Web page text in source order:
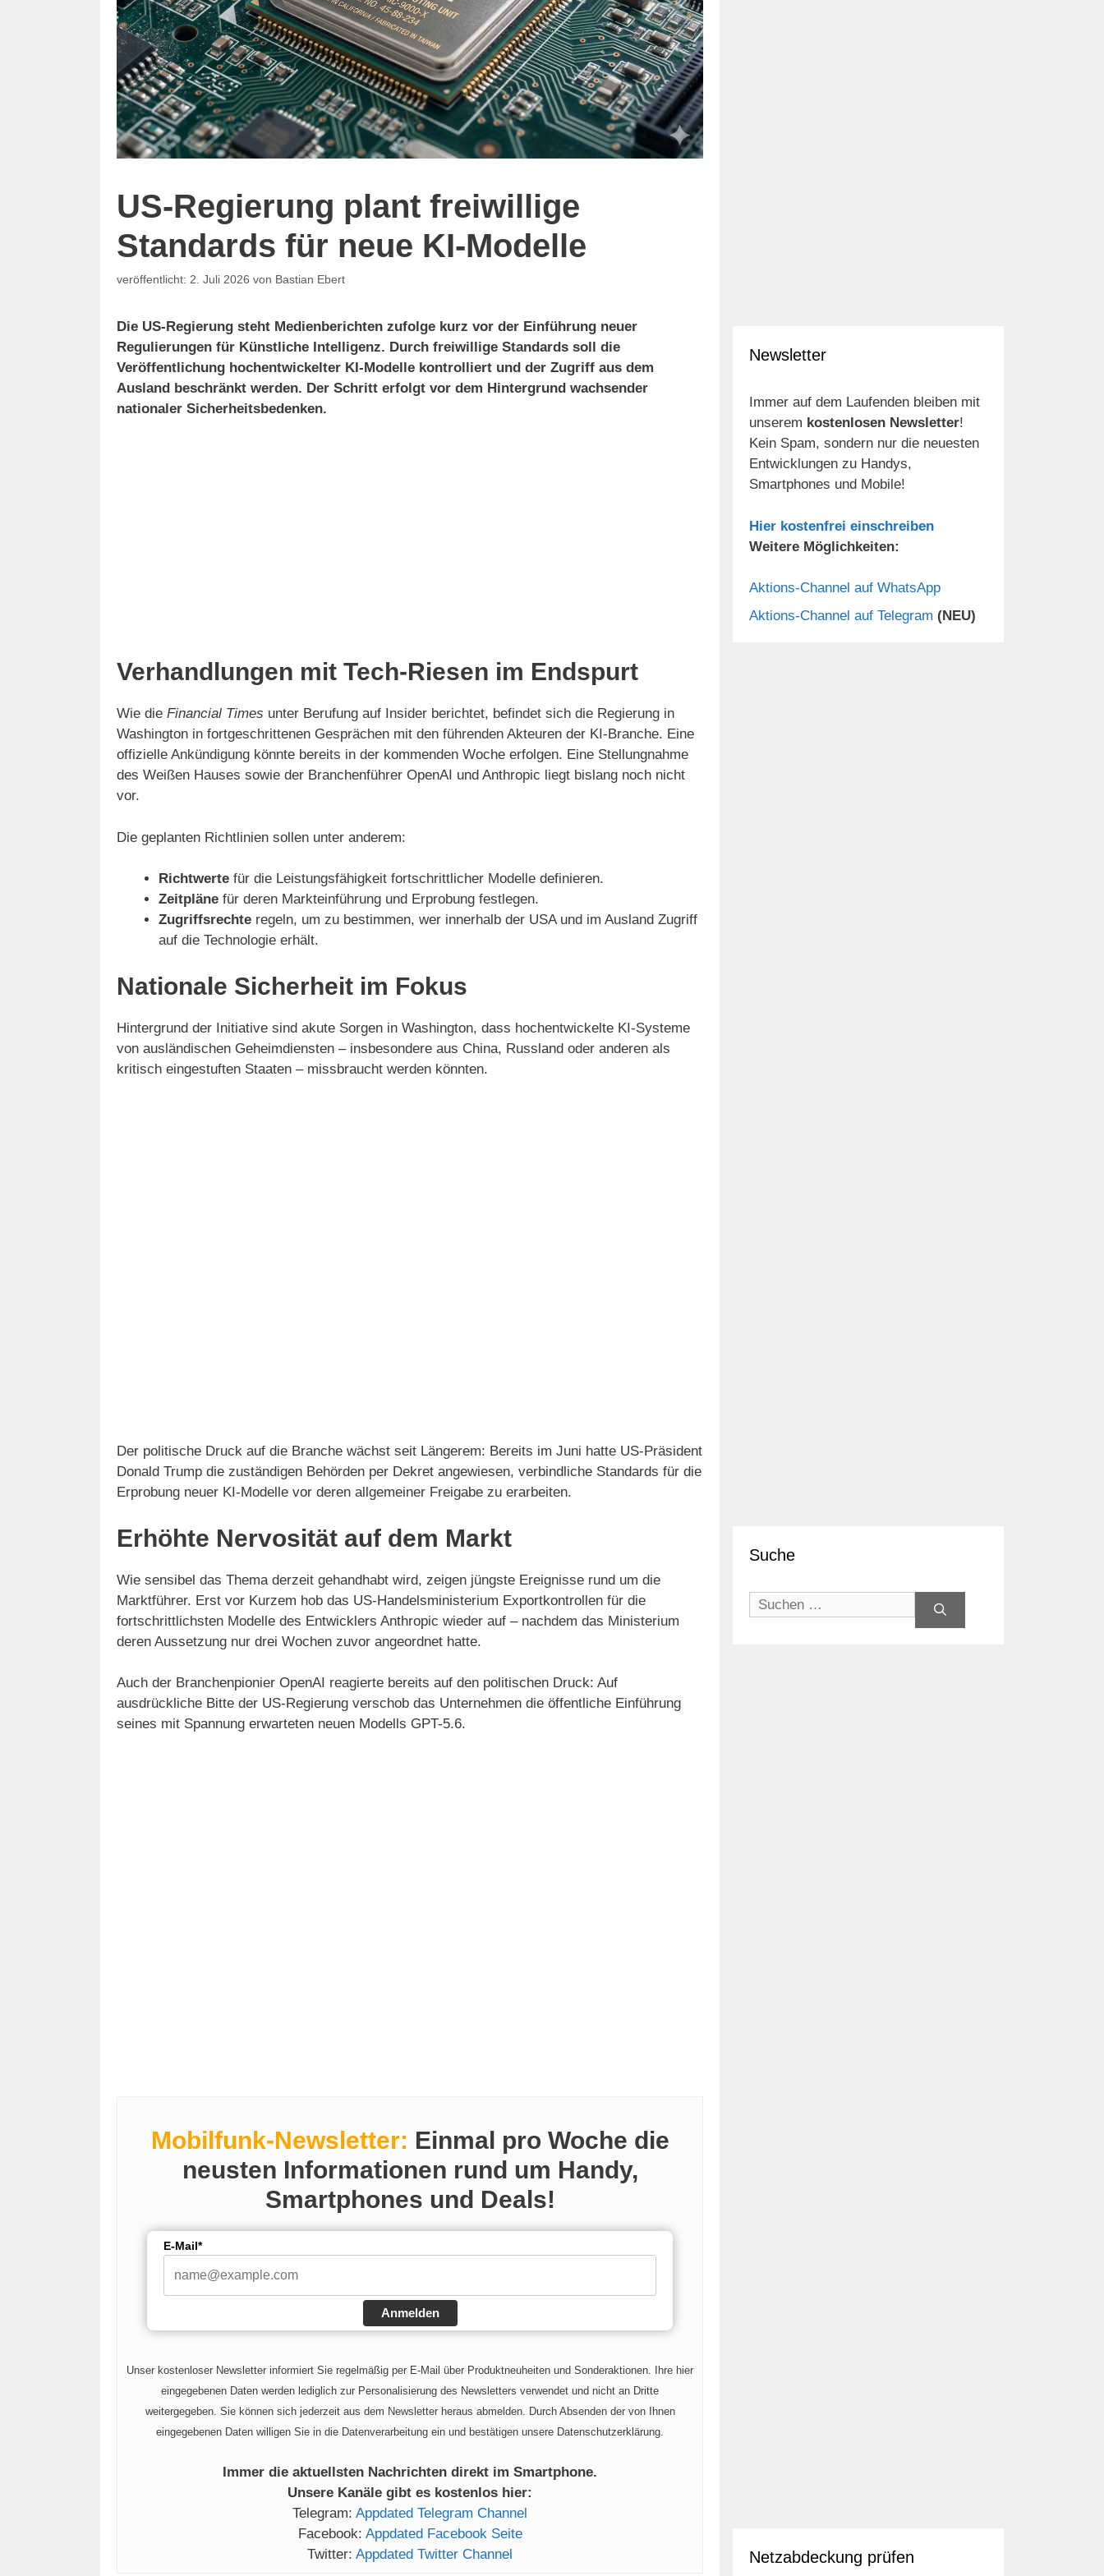
US-Regierung plant freiwillige
Standards für neue KI-Modelle
2. Juli 2026 von Bastian Ebert
Die US-Regierung steht Medienberichten zufolge kurz vor der Einführung neuer
Regulierungen für Künstliche Intelligenz. Durch freiwillige Standards soll die
Veröffentlichung hochentwickelter KI-Modelle kontrolliert und der Zugriff aus dem
Ausland beschränkt werden. Der Schritt erfolgt vor dem Hintergrund wachsender
nationaler Sicherheitsbedenken.
Verhandlungen mit Tech-Riesen im Endspurt
Wie die Financial Times unter Berufung auf Insider berichtet, befindet sich die Regierung in
Washington in fortgeschrittenen Gesprächen mit den führenden Akteuren der KI-Branche. Eine
offizielle Ankündigung könnte bereits in der kommenden Woche erfolgen. Eine Stellungnahme
des Weißen Hauses sowie der Branchenführer OpenAI und Anthropic liegt bislang noch nicht
vor.
Die geplanten Richtlinien sollen unter anderem:
Richtwerte für die Leistungsfähigkeit fortschrittlicher Modelle definieren.
Zeitpläne für deren Markteinführung und Erprobung festlegen.
Zugriffsrechte regeln, um zu bestimmen, wer innerhalb der USA und im Ausland Zugriff
auf die Technologie erhält.
Nationale Sicherheit im Fokus
Hintergrund der Initiative sind akute Sorgen in Washington, dass hochentwickelte KI-Systeme
von ausländischen Geheimdiensten – insbesondere aus China, Russland oder anderen als
kritisch eingestuften Staaten – missbraucht werden könnten.
Der politische Druck auf die Branche wächst seit Längerem: Bereits im Juni hatte US-Präsident
Donald Trump die zuständigen Behörden per Dekret angewiesen, verbindliche Standards für die
Erprobung neuer KI-Modelle vor deren allgemeiner Freigabe zu erarbeiten.
Erhöhte Nervosität auf dem Markt
Wie sensibel das Thema derzeit gehandhabt wird, zeigen jüngste Ereignisse rund um die
Marktführer. Erst vor Kurzem hob das US-Handelsministerium Exportkontrollen für die
fortschrittlichsten Modelle des Entwicklers Anthropic wieder auf – nachdem das Ministerium
deren Aussetzung nur drei Wochen zuvor angeordnet hatte.
Auch der Branchenpionier OpenAI reagierte bereits auf den politischen Druck: Auf
ausdrückliche Bitte der US-Regierung verschob das Unternehmen die öffentliche Einführung
seines mit Spannung erwarteten neuen Modells GPT-5.6.
Mobilfunk-Newsletter: Einmal pro Woche die
neusten Informationen rund um Handy,
Smartphones und Deals!
E-Mail*
Anmelden
Unser kostenloser Newsletter informiert Sie regelmäßig per E-Mail über Produktneuheiten und Sonderaktionen. Ihre hier
eingegebenen Daten werden lediglich zur Personalisierung des Newsletters verwendet und nicht an Dritte
weitergegeben. Sie können sich jederzeit aus dem Newsletter heraus abmelden. Durch Absenden der von Ihnen
eingegebenen Daten willigen Sie in die Datenverarbeitung ein und bestätigen unsere Datenschutzerklärung.
Immer die aktuellsten Nachrichten direkt im Smartphone.
Unsere Kanäle gibt es kostenlos hier:
Telegram: Appdated Telegram Channel
Facebook: Appdated Facebook Seite
Twitter: Appdated Twitter Channel
Newsletter
Immer auf dem Laufenden bleiben mit
unserem kostenlosen Newsletter!
Kein Spam, sondern nur die neuesten
Entwicklungen zu Handys,
Smartphones und Mobile!
Hier kostenfrei einschreiben
Weitere Möglichkeiten:
Aktions-Channel auf WhatsApp
Aktions-Channel auf Telegram (NEU)
Suche
Suchen
nach:
Netzabdeckung prüfen